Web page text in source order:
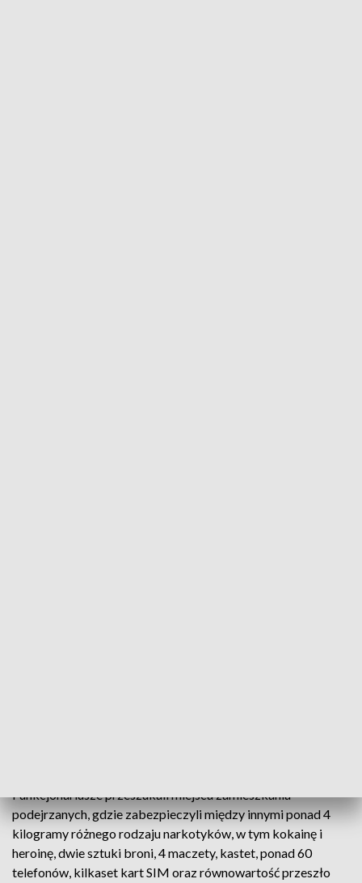
Funkcjonariusze przeszukali miejsca zamieszkania
podejrzanych, gdzie zabezpieczyli między innymi ponad 4
kilogramy różnego rodzaju narkotyków, w tym kokainę i
heroinę, dwie sztuki broni, 4 maczety, kastet, ponad 60
telefonów, kilkaset kart SIM oraz równowartość przeszło